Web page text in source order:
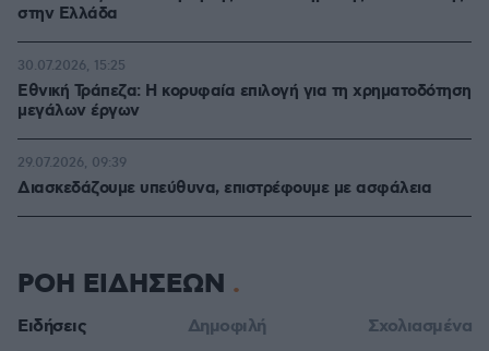
στην Ελλάδα
Εθνική Τράπεζα: Η κορυφαία επιλογή για τη χρηματοδότηση
μεγάλων έργων
30.07.2026, 15:25
Διασκεδάζουμε υπεύθυνα, επιστρέφουμε με ασφάλεια
29.07.2026, 09:39
ΡΟΗ ΕΙΔΗΣΕΩΝ
Ειδήσεις Δημοφιλή Σχολιασμένα